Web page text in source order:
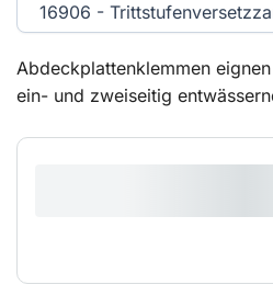
Abdeckplattenklemmen
ein- und zweiseitig
16906 -